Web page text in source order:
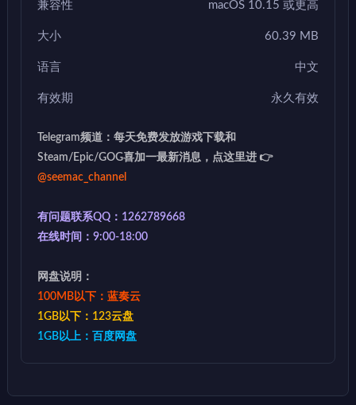
兼容性 macOS 10.15 或更高
大小 60.39 MB
语言 中文
有效期 永久有效
Telegram频道：每天免费发放游戏下载和
Steam/Epic/GOG喜加一最新消息，点这里进 👉
@seemac_channel
有问题联系QQ：1262789668
在线时间：9:00-18:00
网盘说明：
100MB以下：蓝奏云
1GB以下：123云盘
1GB以上：百度网盘